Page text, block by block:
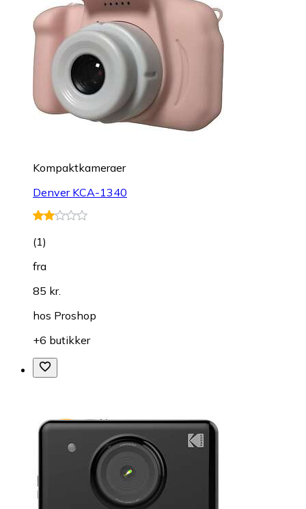
Kompaktkameraer
Denver KCA-1340
(1)
fra
85 kr.
hos Proshop
+6 butikker